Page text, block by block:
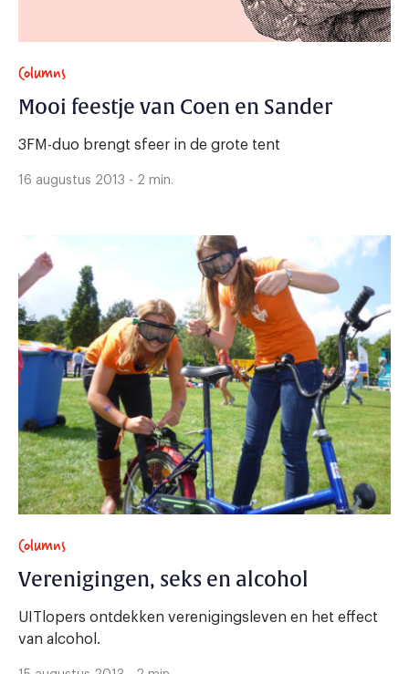
Columns
Mooi feestje van Coen en Sander
3FM-duo brengt sfeer in de grote tent
16 augustus 2013 - 2 min.
Columns
Verenigingen, seks en alcohol
UITlopers ontdekken verenigingsleven en het effect
van alcohol.